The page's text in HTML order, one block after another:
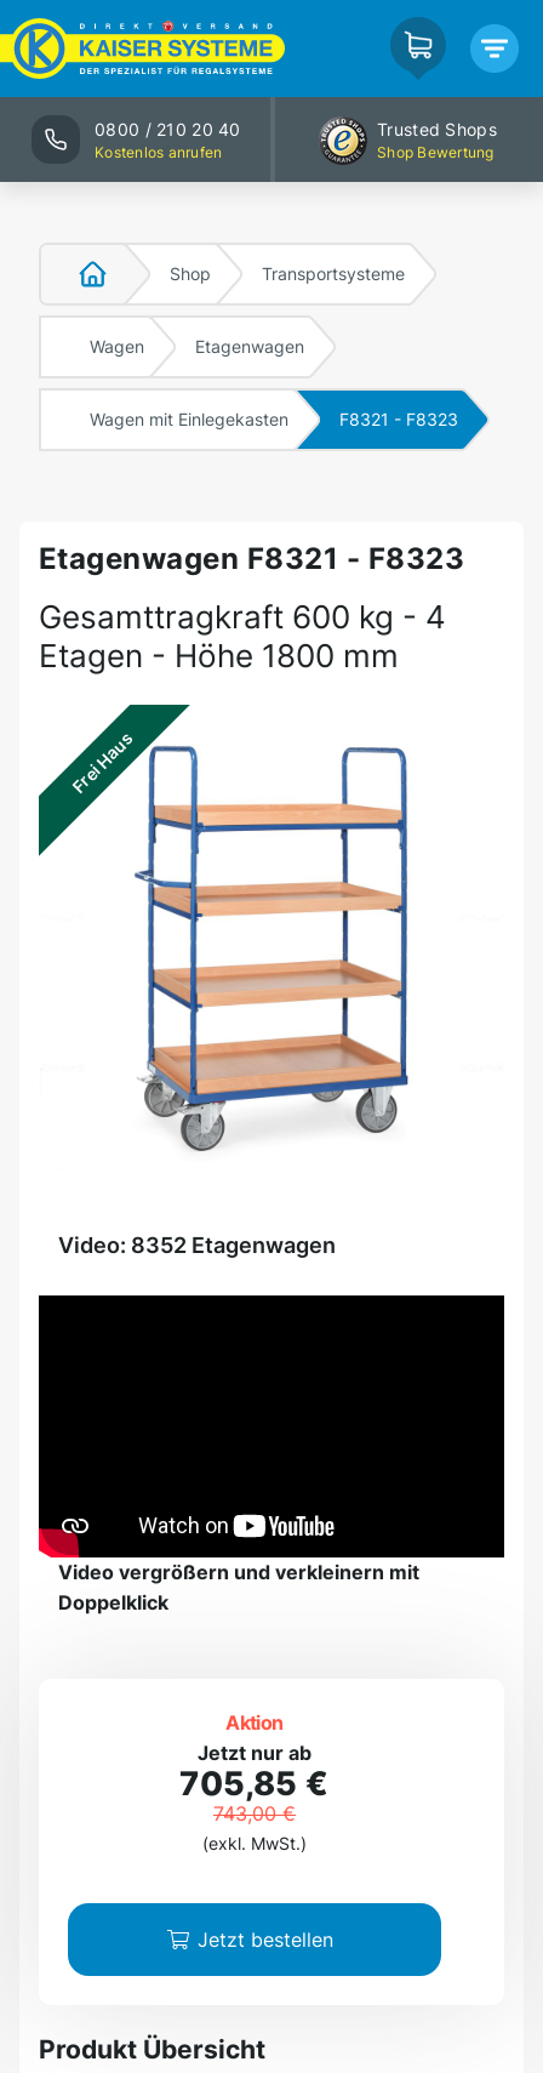
0800 / 210 20 40
Kostenlos anrufen
Trusted Shops
Shop Bewertung
Shop Transportsysteme
Wagen Etagenwagen
Wagen mit Einlegekasten F8321 - F8323
Etagenwagen F8321 - F8323
Gesamttragkraft 600 kg - 4
Etagen - Höhe 1800 mm
Frei Haus
Video: 8352 Etagenwagen
Video vergrößern und verkleinern mit
Doppelklick
Aktion
Jetzt nur ab
705,85 €
743,00 €
(exkl. MwSt.)
Jetzt bestellen
Produkt Übersicht